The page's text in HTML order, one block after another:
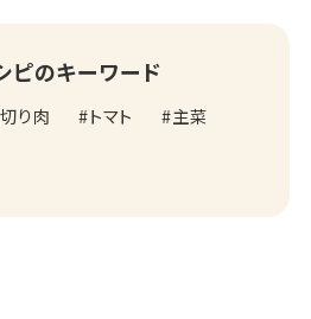
ピのキーワード
り肉 トマト
主菜